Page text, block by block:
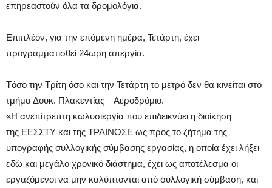
επηρεαστούν όλα τα δρομολόγια.
Επιπλέον, για την επόμενη ημέρα, Τετάρτη, έχει
προγραμματισθεί 24ωρη απεργία.
Tόσο την Τρίτη όσο και την Τετάρτη το μετρό δεν θα κινείται στο
τμήμα Δουκ. Πλακεντίας – Αεροδρόμιο.
«Η ανεπίτρεπτη κωλυσιεργία που επιδεικνύει η διοίκηση
της ΕΕΣΣΤΥ και της ΤΡΑΙΝΟΣΕ ως προς το ζήτημα της
υπογραφής συλλογικής σύμβασης εργασίας, η οποία έχει λήξει
εδώ και μεγάλο χρονικό διάστημα, έχει ως αποτέλεσμα οι
εργαζόμενοι να μην καλύπτονται από συλλογική σύμβαση, και